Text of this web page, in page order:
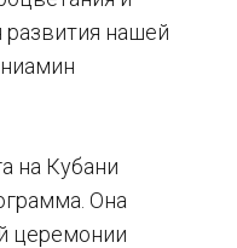
нашей
на Кубани
Она
церемонии